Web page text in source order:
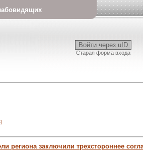
Войти через uID
Старая форма входа
региона заключили трехстороннее